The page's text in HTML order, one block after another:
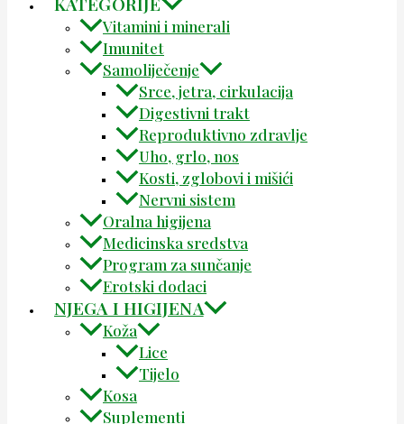
Vitamini i minerali
Imunitet
Samoliječenje
Srce, jetra, cirkulacija
Digestivni trakt
Reproduktivno zdravlje
Uho, grlo, nos
Kosti, zglobovi i mišići
Nervni sistem
Oralna higijena
Medicinska sredstva
Program za sunčanje
Erotski dodaci
NJEGA I HIGIJENA
Koža
Lice
Tijelo
Kosa
Suplementi